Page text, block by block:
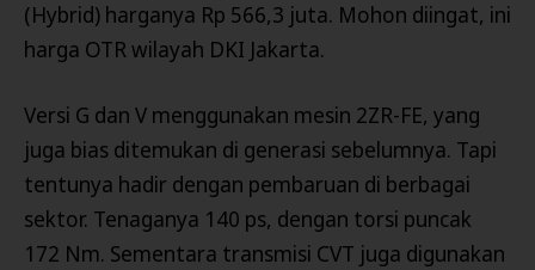
(Hybrid) harganya Rp 566,3 juta. Mohon diingat, ini
harga OTR wilayah DKI Jakarta.
Versi G dan V menggunakan mesin 2ZR-FE, yang
juga bias ditemukan di generasi sebelumnya. Tapi
tentunya hadir dengan pembaruan di berbagai
sektor. Tenaganya 140 ps, dengan torsi puncak
172 Nm. Sementara transmisi CVT juga digunakan